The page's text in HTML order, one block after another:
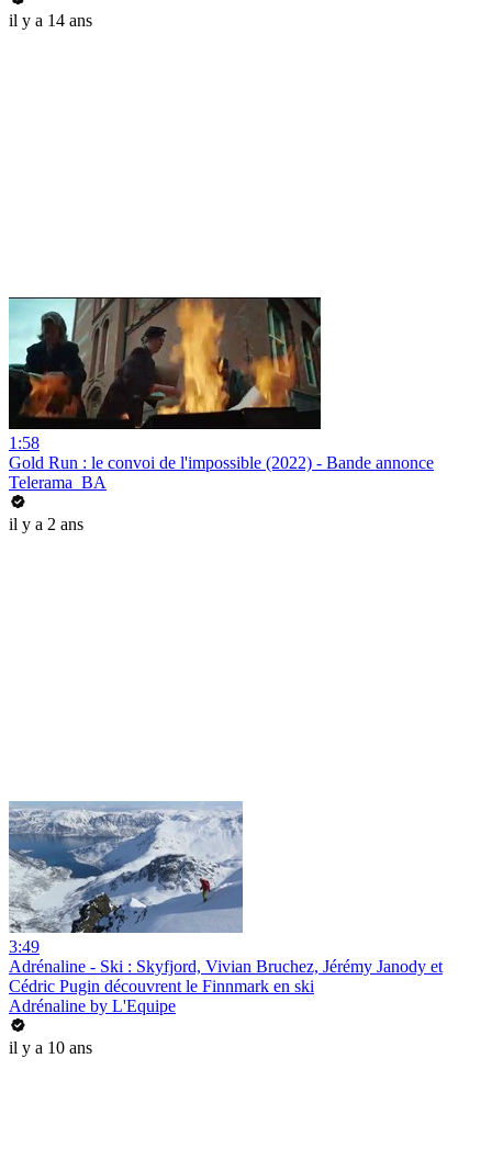
il y a 14 ans
1:58
Gold Run : le convoi de l'impossible (2022) - Bande annonce
Telerama_BA
il y a 2 ans
3:49
Adrénaline - Ski : Skyfjord, Vivian Bruchez, Jérémy Janody et
Cédric Pugin découvrent le Finnmark en ski
Adrénaline by L'Equipe
il y a 10 ans